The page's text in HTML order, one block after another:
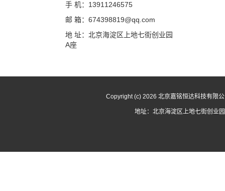
手 机：13911246575
邮 箱：674398819@qq.com
地 址：北京海淀区上地七街创业园
A座
Copyright (c) 2026 北京嘉铭恒达科技有限
地址：北京海淀区上地七街创